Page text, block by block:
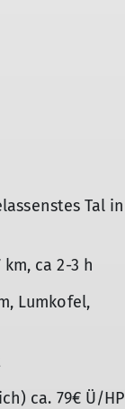
Tal in
ca 2-3 h
Lumkofel,
ca. 79€ Ü/HP